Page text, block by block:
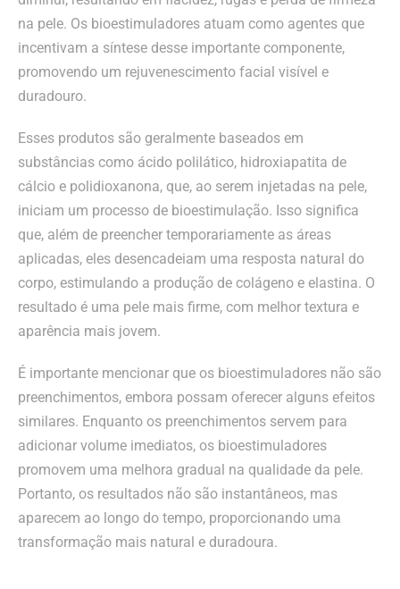
na pele. Os bioestimuladores atuam como agentes que
incentivam a síntese desse importante componente,
promovendo um rejuvenescimento facial visível e
duradouro.
Esses produtos são geralmente baseados em
substâncias como ácido polilático, hidroxiapatita de
cálcio e polidioxanona, que, ao serem injetadas na pele,
iniciam um processo de bioestimulação. Isso significa
que, além de preencher temporariamente as áreas
aplicadas, eles desencadeiam uma resposta natural do
corpo, estimulando a produção de colágeno e elastina. O
resultado é uma pele mais firme, com melhor textura e
aparência mais jovem.
É importante mencionar que os bioestimuladores não são
preenchimentos, embora possam oferecer alguns efeitos
similares. Enquanto os preenchimentos servem para
adicionar volume imediatos, os bioestimuladores
promovem uma melhora gradual na qualidade da pele.
Portanto, os resultados não são instantâneos, mas
aparecem ao longo do tempo, proporcionando uma
transformação mais natural e duradoura.